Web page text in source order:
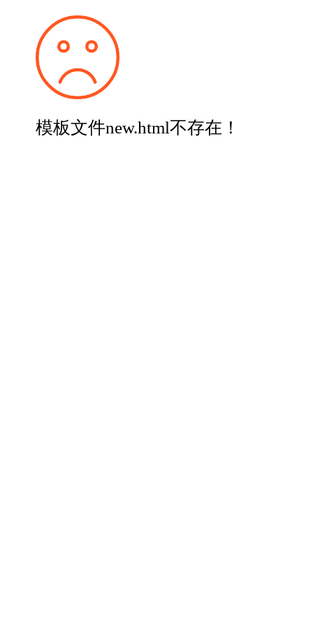
模板文件new.html不存在！